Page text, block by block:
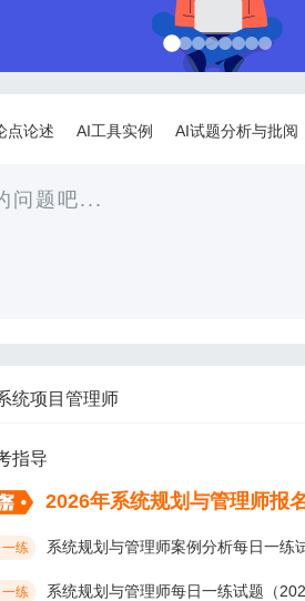
点论述 AI工具实例 AI试题分析与批阅
统项目管理师
指导
2026年系统规划与管理师报
练 系统规划与管理师案例分析每日一练
练 系统规划与管理师每日一练试题（